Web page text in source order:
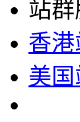
站
香
美